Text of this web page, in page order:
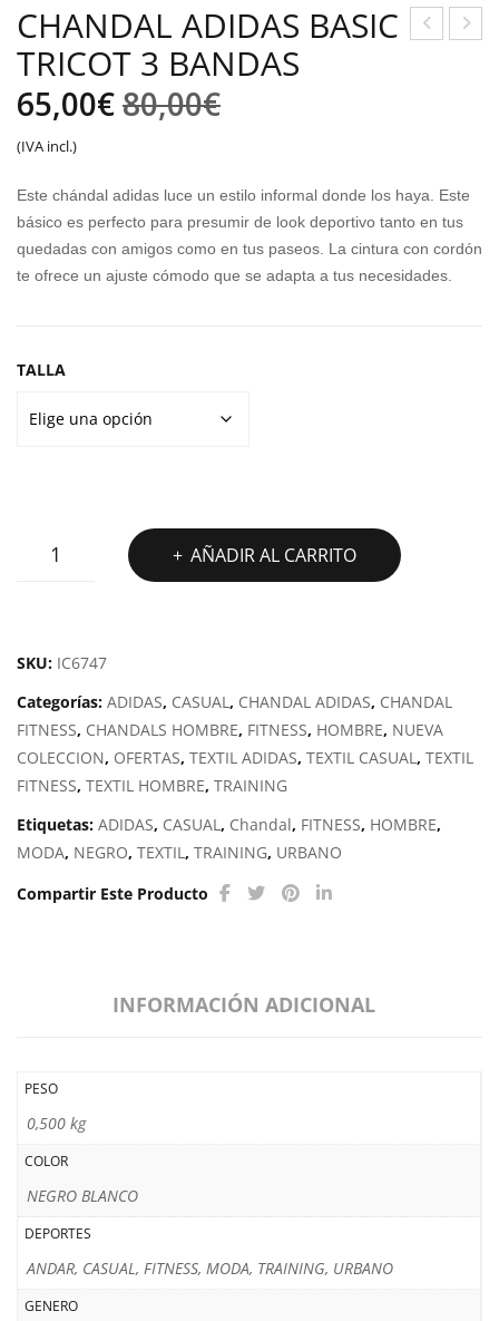
3.0
CF I FLU
CHANDAL ADIDAS BASIC
TRICOT 3 BANDAS
80,00€El
original
era:
80,00€.
65,00€
El
actual
es:
65,00€.
(IVA incl.)
Este chándal adidas luce un estilo informal donde los haya. Este
básico es perfecto para presumir de look deportivo tanto en tus
quedadas con amigos como en tus paseos. La cintura con cordón
te ofrece un ajuste cómodo que se adapta a tus necesidades.
TALLA
3
cantidad
AÑADIR AL CARRITO
SKU: IC6747
Categorías: ADIDAS, CASUAL , CHANDAL ADIDAS, CHANDAL
FITNESS, CHANDALS HOMBRE, FITNESS, HOMBRE, NUEVA
COLECCION, OFERTAS, TEXTIL ADIDAS, TEXTIL CASUAL , TEXTIL
FITNESS, TEXTIL HOMBRE, TRAINING
Etiquetas: ADIDAS, CASUAL , Chandal, FITNESS, HOMBRE,
MODA, NEGRO, TEXTIL , TRAINING, URBANO
Compartir Este Producto
INFORMACIÓN ADICIONAL
PESO
0,500 kg
COLOR
NEGRO BLANCO
DEPORTES
ANDAR, CASUAL, FITNESS, MODA, TRAINING, URBANO
GENERO